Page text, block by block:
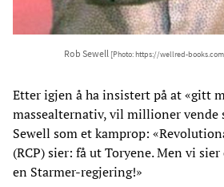
Rob Sewell [Photo: https://wellred-
Etter igjen å ha insistert på at «gitt
massealternativ, vil millioner vende
Sewell som et kamprop:
(RCP) sier: få ut Toryene. Men vi
en Starmer-regjering!»